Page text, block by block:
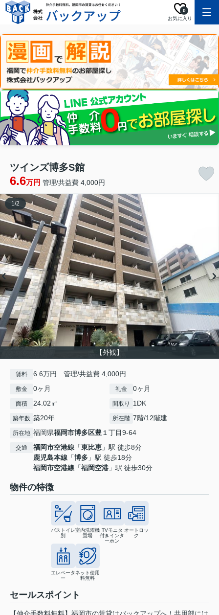
お気に入り
0
ツインズ博多S館
6.6万円 管理/共益費 4,000円
【外観】
1/2
賃料 6.6万円 管理/共益費 4,000円
敷金 0ヶ月 礼金 0ヶ月
面積 24.02㎡ 間取り 1DK
築年数 築20年 所在階 7階/12階建
所在地 福岡県福岡市博多区豊１丁目9-64
交通 福岡市空港線 「東比恵 」駅 徒歩8分
鹿児島本線 「博多 」駅 徒歩18分
福岡市空港線 「福岡空港 」駅 徒歩30分
物件の特徴
バストイレ
別
室内洗濯機
置場
TVモニタ
付きインタ
ーホン
オートロッ
ク
エレベータ
ー
ネット使用
料無料
セールスポイント